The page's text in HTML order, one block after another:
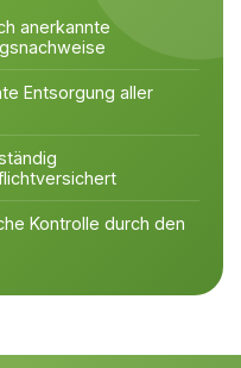
anerkannte
Entsorgung aller
Kontrolle durch den